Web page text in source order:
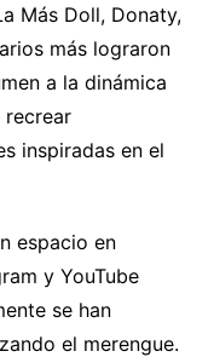
Más Doll, Donaty,
más lograron
a la dinámica
recrear
inspiradas en el
espacio en
y YouTube
se han
el merengue.